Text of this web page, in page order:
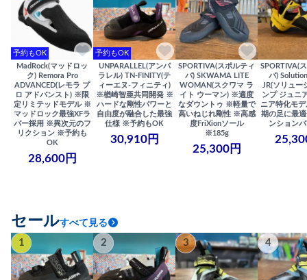
予約もOK
MadRock(マッドロッ
ク) Remora Pro
ADVANCED(レモラ プ
ロ アドバンスト) ※限
定リミテッドモデル ※
マッドロック最強XFラ
バー採用 ※異次元のフ
リクション ※予約も
OK
28,600円
予約もOK
UNPARALLEL(アンパ
ラレル) TN-FINITY(テ
ィーエヌ-フィニティ)
※楢崎智亜共同開発 ※
ハードな剛性パワーと
自由度が融合した最強
仕様 ※予約もOK
30,910円
SPORTIVA(スポルティ
バ) SKWAMA LITE
WOMAN(スクワマ ラ
イト ウーマン) ※適度
なダウントゥ ※軽量で
高いねじれ剛性 ※高感
度FriXionソール
※185g
25,300円
SPORTIVA(
バ)
JR(ソリュー
ンプ ジュニ
ニア特化モ
期の足に最
ンション
セールすべて見る
1 2 3 4